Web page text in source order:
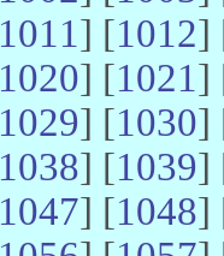
1011] [1012]
1020] [1021]
1029] [1030]
1038] [1039]
1047] [1048]